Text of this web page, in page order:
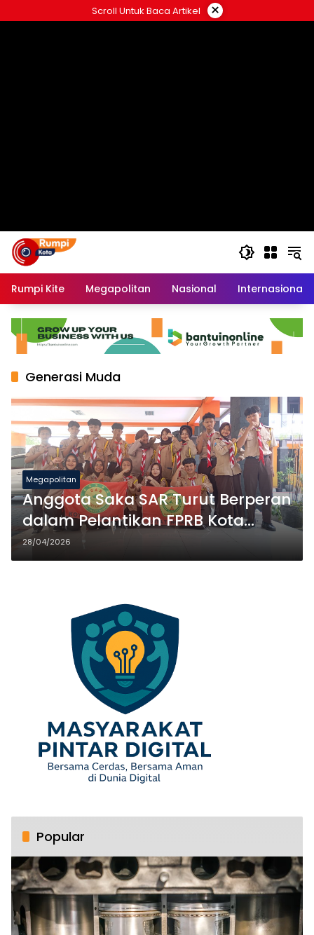
ke
Scroll Untuk Baca Artikel ×
Rumpi Kite Megapolitan Nasional Internasional
Generasi Muda
Megapolitan
Anggota Saka SAR Turut Berperan
dalam Pelantikan FPRB Kota
Tangerang
28/04/2026
Popular